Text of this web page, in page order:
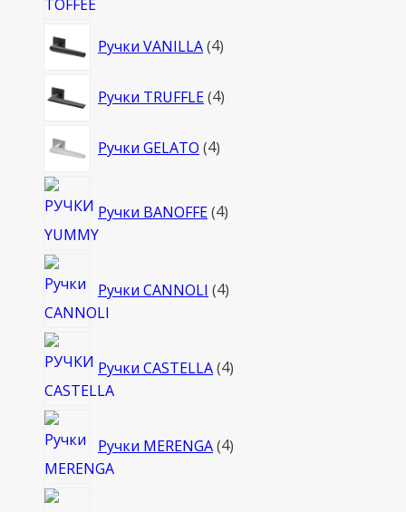
Ручки VANILLA 44
Ручки TRUFFLE 44
Ручки GELATO 44
Ручки BANOFFE 4товара
Ручки CANNOLI 4товара
Ручки CASTELLA 4товара
Ручки MERENGA 4товара